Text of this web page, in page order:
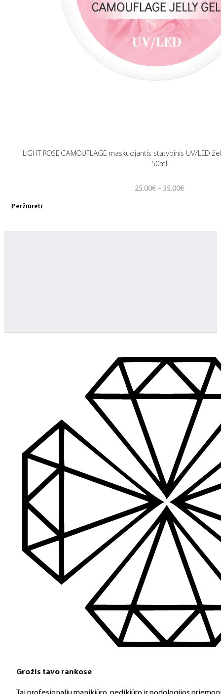
LIGHT ROSE CAMOUFLAGE maskuojantis statybinis UV/LED
50ml
25.00€ – 35.00€Price
Peržiūrėti
Grožis tavo rankose